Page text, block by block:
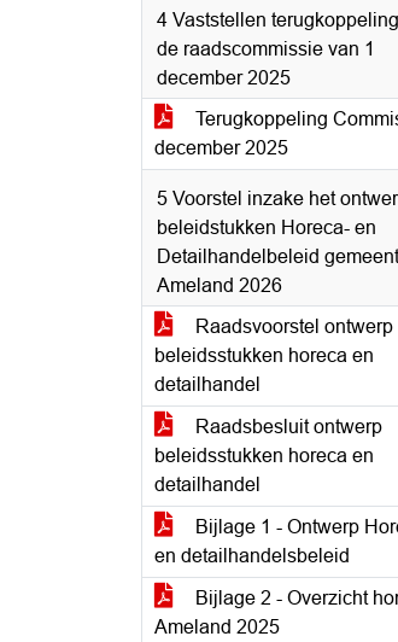
4 Vaststellen
de raadscommissie van 1
december 2025
Terugkoppeling
december 2025
5 Voorstel inzake het
beleidstukken Horeca- en
Detailhandelbeleid
Ameland 2026
Raadsvoorstel ontwerp
beleidsstukken horeca en
detailhandel
Raadsbesluit ontwerp
beleidsstukken horeca en
detailhandel
Bijlage 1 - Ontwerp
en detailhandelsbeleid
Bijlage 2 - Overzicht
Ameland 2025